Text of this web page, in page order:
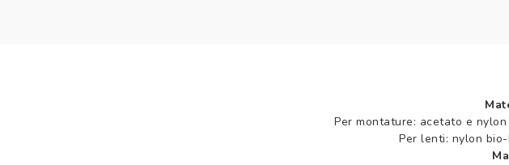
Per montature: acetato e
Per lenti: nylon